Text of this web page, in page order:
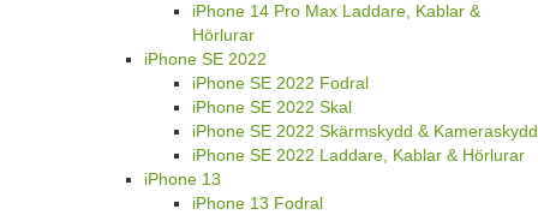
iPhone 14 Pro Max Laddare, Kablar &
Hörlurar
iPhone SE 2022
iPhone SE 2022 Fodral
iPhone SE 2022 Skal
iPhone SE 2022 Skärmskydd & Kameraskydd
iPhone SE 2022 Laddare, Kablar & Hörlurar
iPhone 13
iPhone 13 Fodral